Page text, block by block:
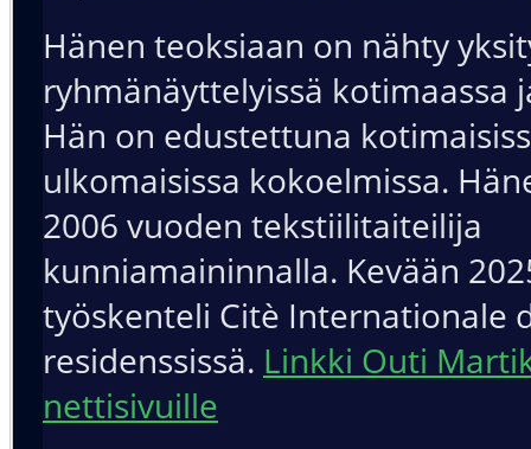
Hänen teoksiaan on nähty
ryhmänäyttelyissä kotimaassa
Hän on edustettuna
ulkomaisissa kokoelmissa.
2006 vuoden tekstiilitaiteilija
kunniamaininnalla. Kevään
työskenteli Citè Internationale
residenssissä. Linkki Outi
nettisivuille